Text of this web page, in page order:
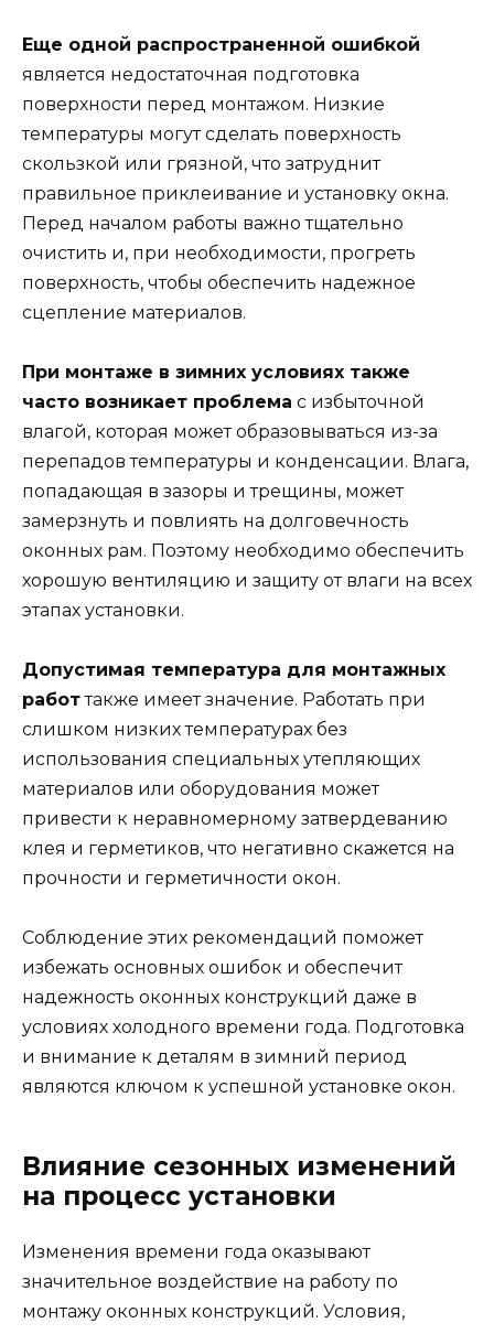
Еще одной распространенной ошибкой
является недостаточная подготовка
поверхности перед монтажом. Низкие
температуры могут сделать поверхность
скользкой или грязной, что затруднит
правильное приклеивание и установку окна.
Перед началом работы важно тщательно
очистить и, при необходимости, прогреть
поверхность, чтобы обеспечить надежное
сцепление материалов.
При монтаже в зимних условиях также
часто возникает проблема с избыточной
влагой, которая может образовываться из-за
перепадов температуры и конденсации. Влага,
попадающая в зазоры и трещины, может
замерзнуть и повлиять на долговечность
оконных рам. Поэтому необходимо обеспечить
хорошую вентиляцию и защиту от влаги на всех
этапах установки.
Допустимая температура для монтажных
работтакже имеет значение. Работать при
слишком низких температурах без
использования специальных утепляющих
материалов или оборудования может
привести к неравномерному затвердеванию
клея и герметиков, что негативно скажется на
прочности и герметичности окон.
Соблюдение этих рекомендаций поможет
избежать основных ошибок и обеспечит
надежность оконных конструкций даже в
условиях холодного времени года. Подготовка
и внимание к деталям в зимний период
являются ключом к успешной установке окон.
Влияние сезонных изменений
на процесс установки
Изменения времени года оказывают
значительное воздействие на работу по
монтажу оконных конструкций. Условия,